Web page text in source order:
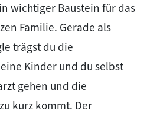
wichtiger Baustein für das
Familie. Gerade als
trägst du die
Kinder und du selbst
gehen und die
kurz kommt. Der